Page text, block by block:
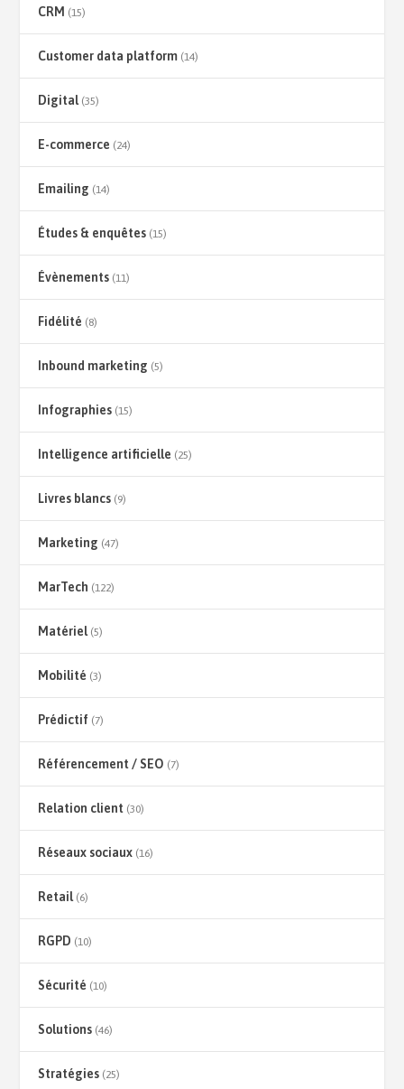
CRM (15)
Customer data platform (14)
Digital(35)
E-commerce (24)
Emailing (14)
Études & enquêtes (15)
Évènements (11)
Fidélité (8)
Inbound marketing (5)
Infographies (15)
Intelligence artificielle (25)
Livres blancs (9)
Marketing (47)
MarTech (122)
Matériel(5)
Mobilité (3)
Prédictif (7)
Référencement / SEO (7)
Relation client (30)
Réseaux sociaux (16)
Retail(6)
RGPD (10)
Sécurité (10)
Solutions (46)
Stratégies (25)